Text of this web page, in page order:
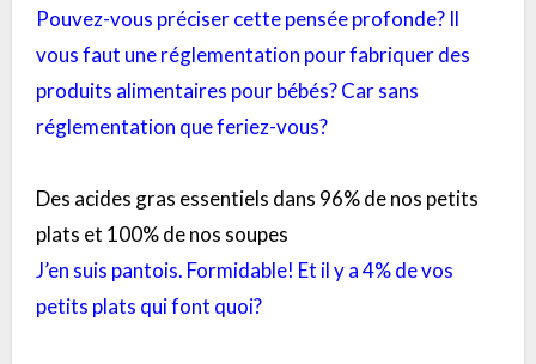
Pouvez-vous préciser cette pensée profonde? Il
vous faut une réglementation pour fabriquer des
produits alimentaires pour bébés? Car sans
réglementation que feriez-vous?
Des acides gras essentiels dans 96% de nos petits
plats et 100% de nos soupes
J’en suis pantois. Formidable! Et il y a 4% de vos
petits plats qui font quoi?